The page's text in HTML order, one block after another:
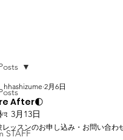
STAFF
After🌓
hhashizume 2月6日
3月13日
レッスンのお申し込み・お問い合わ